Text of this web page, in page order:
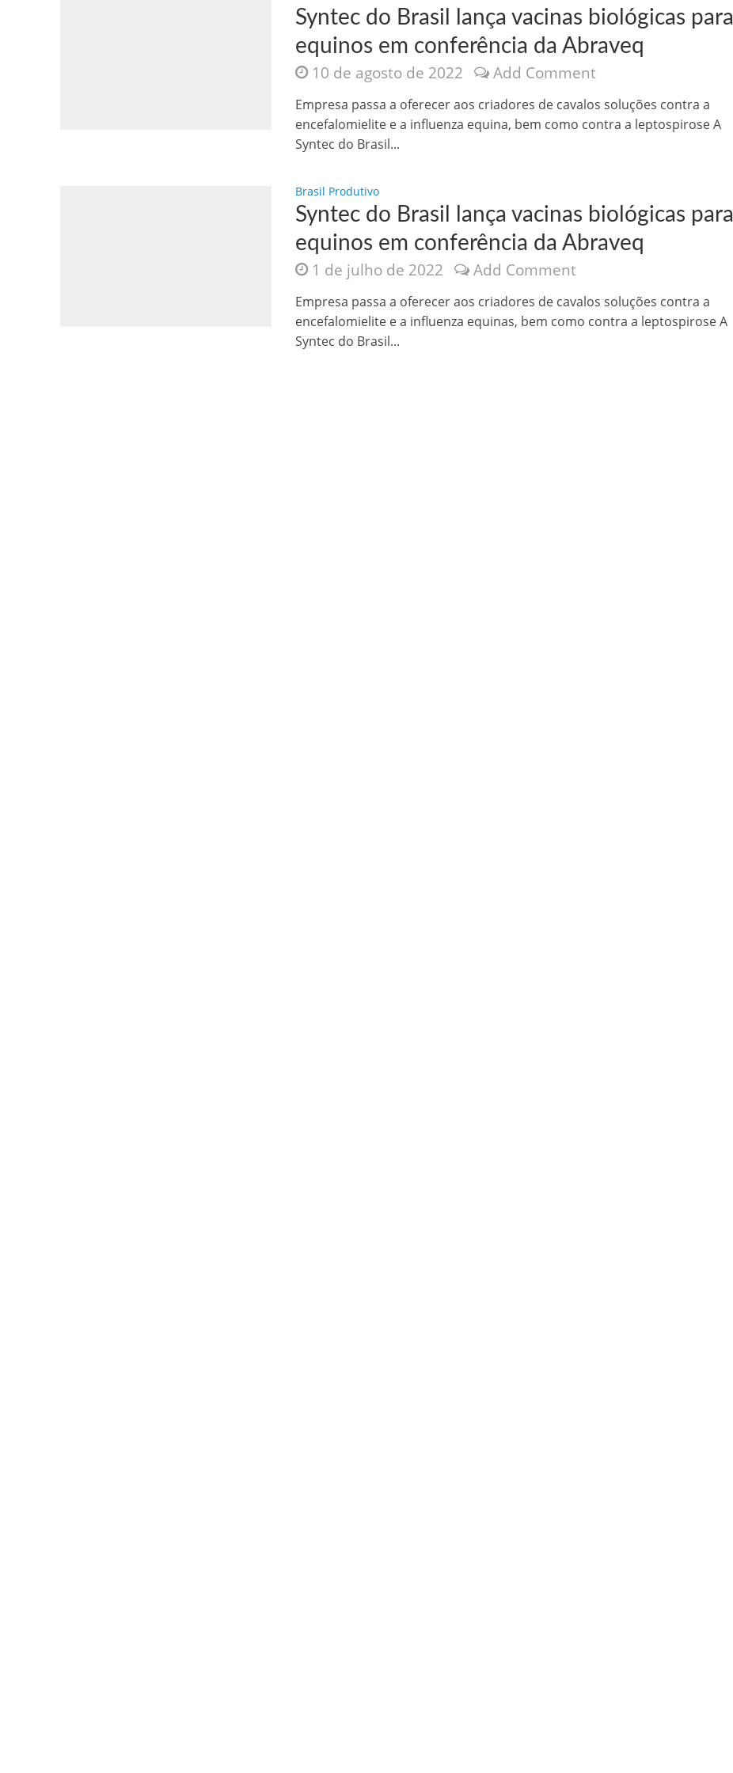
Jesus Sociedade Anônima, Como usam o nome de Jesus para ganhar dinheiro
INTRIGANTE: 3 I Atlas intriga a Humanidade
Syntec do Brasil lança vacinas biológicas para
equinos em conferência da Abraveq
10 de agosto de 2022 Add Comment
Empresa passa a oferecer aos criadores de cavalos soluções contra a
encefalomielite e a influenza equina, bem como contra a leptospirose A
Syntec do Brasil...
Brasil Produtivo
Syntec do Brasil lança vacinas biológicas para
equinos em conferência da Abraveq
1 de julho de 2022 Add Comment
Empresa passa a oferecer aos criadores de cavalos soluções contra a
encefalomielite e a influenza equinas, bem como contra a leptospirose A
Syntec do Brasil...